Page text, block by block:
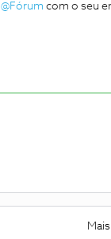
@Fórum com o seu